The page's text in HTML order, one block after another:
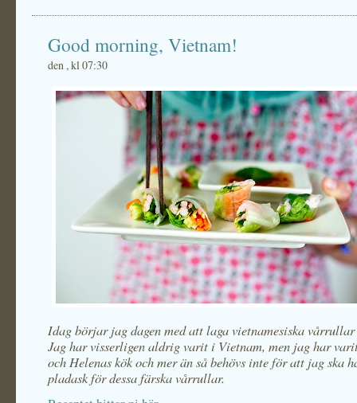
Good morning, Vietnam!
den , kl 07:30
Idag börjar jag dagen med att laga vietnamesiska
Jag har visserligen aldrig varit i Vietnam, men jag har
och Helenas kök och mer än så behövs inte för att jag ska
pladask för dessa färska vårrullar.